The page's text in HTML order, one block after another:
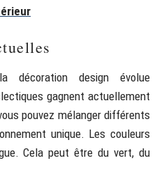
décoration design évolue
gagnent actuellement
pouvez mélanger différents
unique. Les couleurs
Cela peut être du vert, du